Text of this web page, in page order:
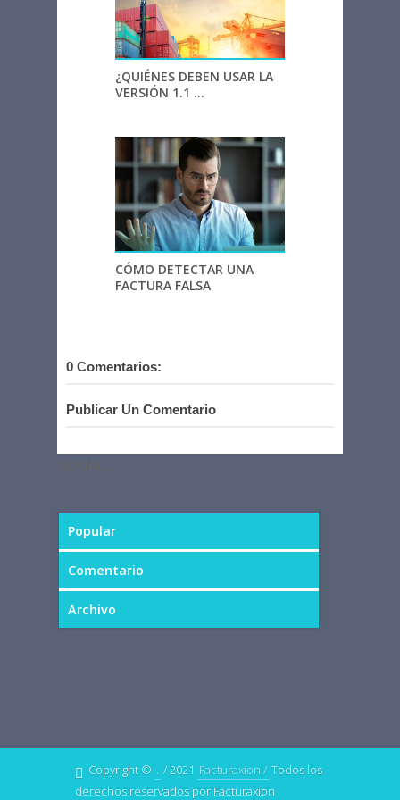
¿QUIÉNES DEBEN USAR LA
VERSIÓN 1.1 ...
CÓMO DETECTAR UNA
FACTURA FALSA
0 Comentarios:
Publicar Un Comentario
Popular
Comentario
Archivo
Copyright © . / 2021 Facturaxion / Todos los
derechos reservados por Facturaxion